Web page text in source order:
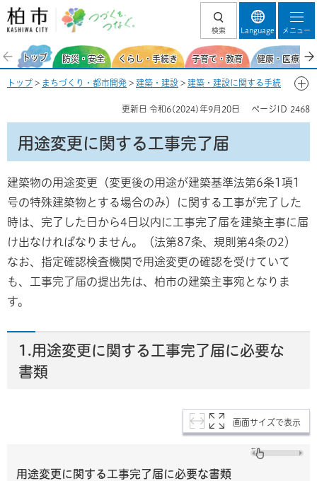
柏市 つづくを、
検索 Language メニュー
トップ 防災・安全 くらし・手続き 子育て・教育 健康・医療・
トップ > まちづくり・都市開発 > 建築・建設 > 建築・建設に関する手続
更新日 令和6(2024)年9月20日 ページID 2468
用途変更に関する工事完了届
建築物の用途変更（変更後の用途が建築基準法第6条1項1
号の特殊建築物とする場合のみ）に関する工事が完了した
時は、完了した日から4日以内に工事完了届を建築主事に届
け出なければなりません。（法第87条、規則第4条の2）
なお、指定確認検査機関で用途変更の確認を受けていて
も、工事完了届の提出先は、柏市の建築主事宛となりま
す。
1.用途変更に関する工事完了届に必要な
書類
画面サイズで表示
用途変更に関する工事完了届に必要な書類